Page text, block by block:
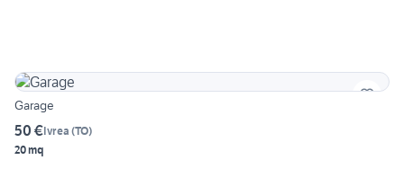
Garage
50 €Ivrea (TO)
20 mq